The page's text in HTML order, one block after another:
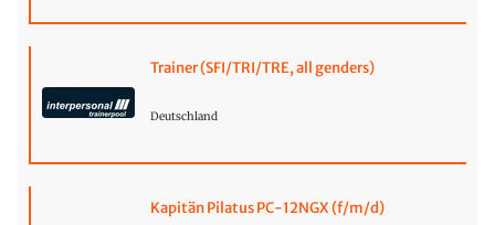
Trainer (SFI/TRI/TRE, all genders)
Deutschland
Kapitän Pilatus PC-12NGX (f/m/d)